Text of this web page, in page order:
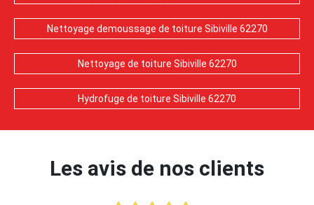
Nettoyage demoussage de toiture Sibiville 62270
Nettoyage de toiture Sibiville 62270
Hydrofuge de toiture Sibiville 62270
Les avis de nos clients